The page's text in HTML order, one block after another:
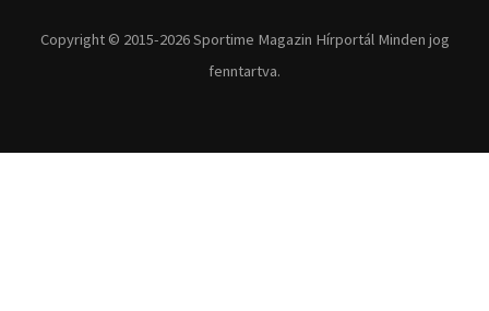
Copyright © 2015-2026 Sportime Magazin Hírportál Minden jog
fenntartva.